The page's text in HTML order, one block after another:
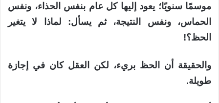
موسمًا سنويًا؛ يعود إليها كل عام بنفس الحذاء، ونفس
الحماس، ونفس النتيجة، ثم يسأل: لماذا لا يتغير
الحظ؟!
والحقيقة أن الحظ بريء، لكن العقل كان في إجازة
طويلة.